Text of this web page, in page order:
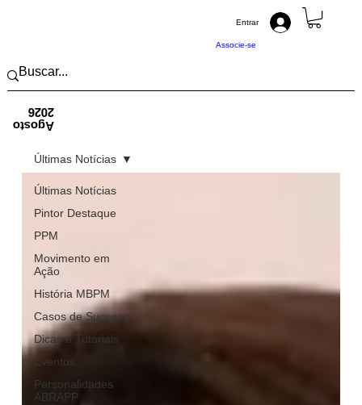
Associe-se
Entrar
Agosto
2026
Últimas Notícias
Pintor Destaque
PPM
Movimento em
Ação
História MBPM
Casos de Sucesso
Dicas e Tutoriais
Eventos
Personalidades
ABRAPP
Últimas Notícias